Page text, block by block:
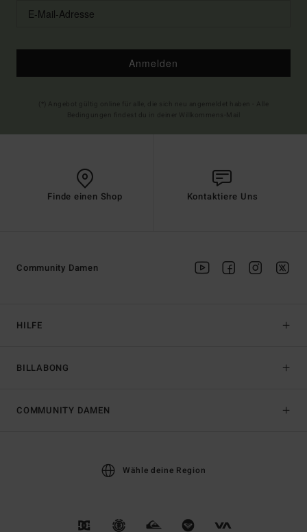
Anmelden
Finde einen Shop Kontaktiere Uns
HILFE
BILLABONG
Community Damen
COMMUNITY DAMEN
Wähle deine Region